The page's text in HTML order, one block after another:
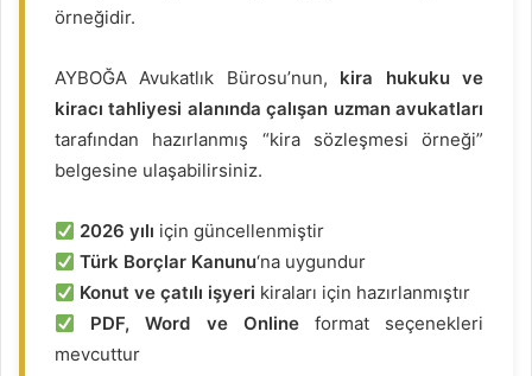
örneğidir.
AYBOĞA Avukatlık Bürosu’nun, kira hukuku ve
kiracı tahliyesi alanında çalışan uzman avukatları
tarafından hazırlanmış “kira sözleşmesi örneği”
belgesine ulaşabilirsiniz.
2026 yılı için güncellenmiştir
Türk Borçlar Kanunu‘na uygundur
Konut ve çatılı işyeri kiraları için hazırlanmıştır
PDF, Word ve Onlineformat seçenekleri
mevcuttur